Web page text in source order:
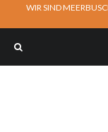
WIR SIND